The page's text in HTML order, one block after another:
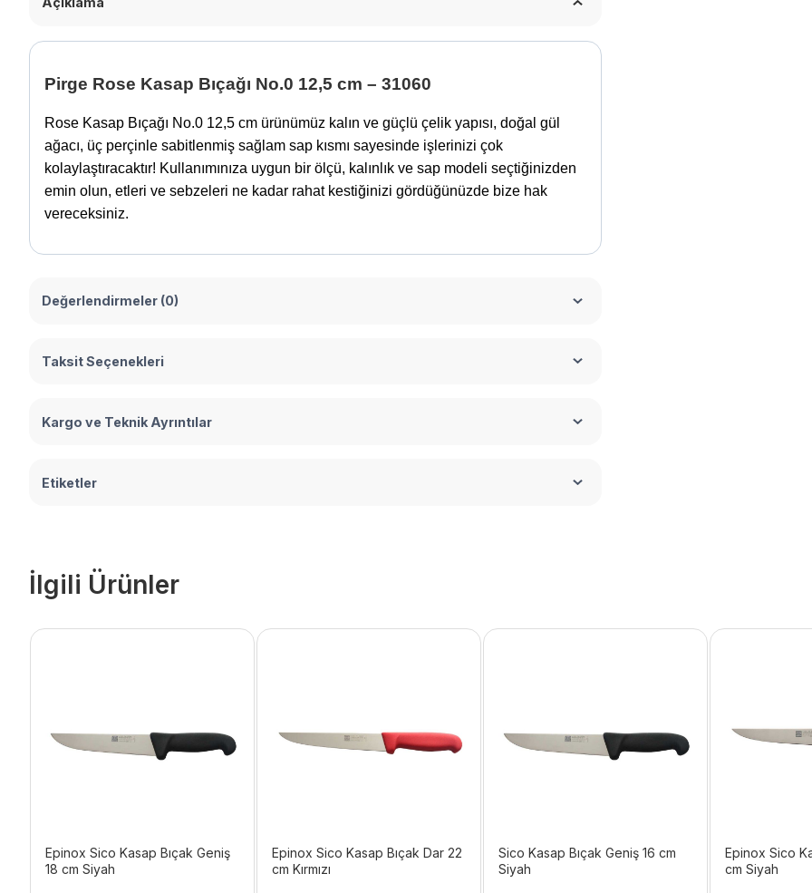
Pirge Rose Kasap Bıçağı No.0 12,5 cm – 31060
Rose Kasap Bıçağı No.0 12,5 cm ürünümüz kalın ve güçlü çelik yapısı, doğal gül
ağacı, üç perçinle sabitlenmiş sağlam sap kısmı sayesinde işlerinizi çok
kolaylaştıracaktır! Kullanımınıza uygun bir ölçü, kalınlık ve sap modeli seçtiğinizden
emin olun, etleri ve sebzeleri ne kadar rahat kestiğinizi gördüğünüzde bize hak
vereceksiniz.
Değerlendirmeler (0)
Taksit Seçenekleri
Kargo ve Teknik Ayrıntılar
Etiketler
İlgili Ürünler
Epinox Sico Kasap Bıçak Geniş
18 cm Siyah
Epinox Sico Kasap Bıçak Dar 22
cm Kırmızı
Sico Kasap Bıçak Geniş 16 cm
Siyah
Epinox Sico
cm Siyah